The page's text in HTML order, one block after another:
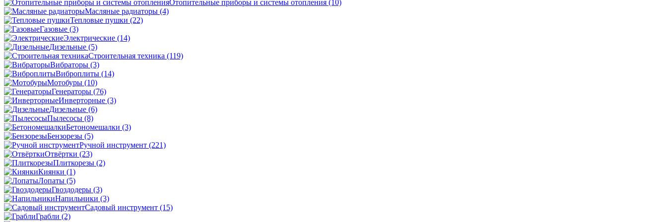
Отопительные приборы и системы отопления (10)
Масляные радиаторы (4)
Тепловые пушки (22)
Газовые (3)
Электрические (14)
Дизельные (5)
Строительная техника (119)
Вибраторы (3)
Виброплиты (14)
Мотобуры (10)
Генераторы (76)
Инверторные (3)
Дизельные (6)
Пылесосы (8)
Бетономешалки (3)
Бензорезы (5)
Ручной инструмент (221)
Отвёртки (23)
Плиткорезы (2)
Киянки (1)
Лопаты (5)
Гвоздодеры (3)
Напильники (3)
Садовый инструмент (15)
Грабли (2)